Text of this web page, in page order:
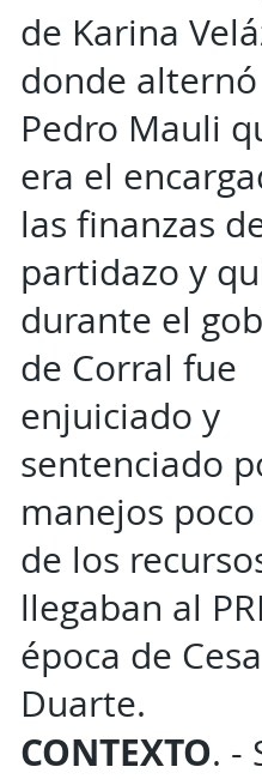
de Karina
donde
Pedro Mauli
era el
las finanzas
partidazo y
durante el
de Corral fue
enjuiciado y
sentenciado
manejos
de los
llegaban al
época de
Duarte.
CONTEXTO. -